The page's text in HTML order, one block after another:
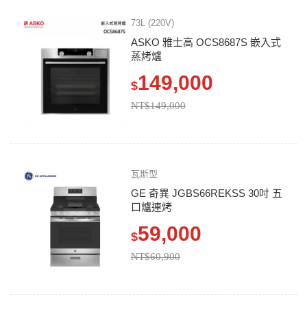
73L (220V)
ASKO 雅士高 OCS8687S 嵌入式
蒸烤爐
$149,000
NT$149,000
瓦斯型
GE 奇異 JGBS66REKSS 30吋 五
口爐連烤
$59,000
NT$60,900